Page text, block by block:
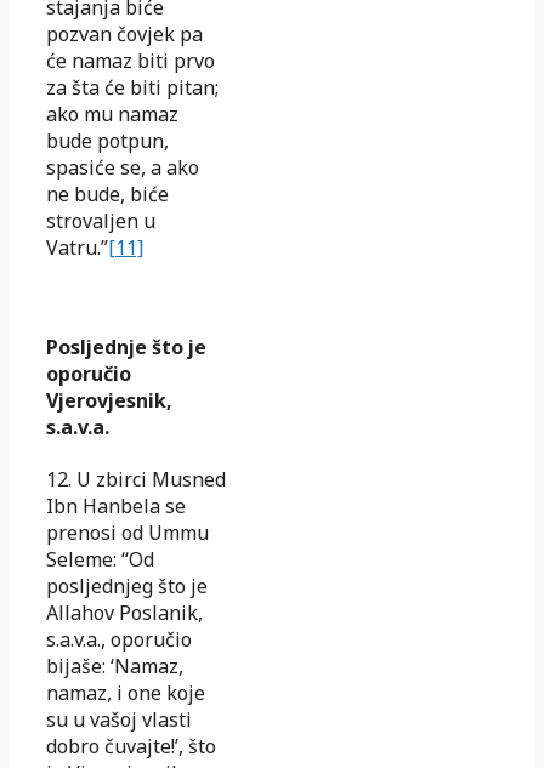
stajanja biće
pozvan čovjek pa
će namaz biti prvo
za šta će biti pitan;
ako mu namaz
bude potpun,
spasiće se, a ako
ne bude, biće
strovaljen u
Vatru.”[11]
Posljednje što je
oporučio
Vjerovjesnik,
s.a.v.a.
12. U zbirci Musned
Ibn Hanbela se
prenosi od Ummu
Seleme: “Od
posljednjeg što je
Allahov Poslanik,
s.a.v.a., oporučio
bijaše: ‘Namaz,
namaz, i one koje
su u vašoj vlasti
dobro čuvajte!’, što